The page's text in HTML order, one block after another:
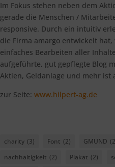
Im Fokus stehen neben dem
gerade die Menschen /
responsive. Durch ein intuitiv
die Firma amargo entwickelt
einfaches Bearbeiten aller
aufgeführte, gut gepflegte Blog
Aktien, Geldanlage und mehr ist
zur Seite: www.hilpert-ag.de
charity (3) Font (2) GMUND
nachhaltigkeit (2) Plakat (2)